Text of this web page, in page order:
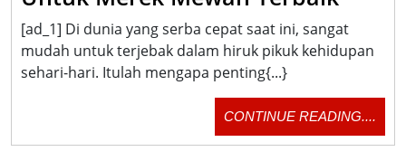
Diri
[ad_1] Di dunia yang serba cepat saat ini, sangat
mudah untuk terjebak dalam hiruk pikuk kehidupan
sehari-hari. Itulah mengapa penting{...}
CONTINUE READING....